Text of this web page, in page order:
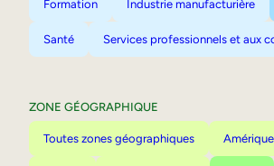
Formation Industrie manufacturière
Santé Services professionnels et aux
ZONE GÉOGRAPHIQUE
Toutes zones géographiques